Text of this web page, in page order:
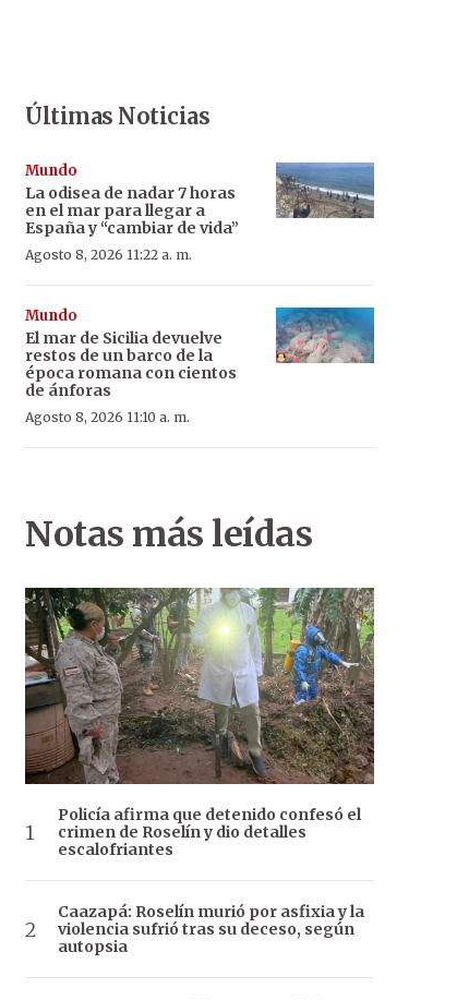
Últimas Noticias
Mundo
La odisea de nadar 7 horas
en el mar para llegar a
España y “cambiar de vida”
Agosto 8, 2026 11:22 a. m.
Mundo
El mar de Sicilia devuelve
restos de un barco de la
época romana con cientos
de ánforas
Agosto 8, 2026 11:10 a. m.
Notas más leídas
Policía afirma que detenido confesó el
crimen de Roselín y dio detalles
escalofriantes
Caazapá: Roselín murió por asfixia y la
violencia sufrió tras su deceso, según
autopsia